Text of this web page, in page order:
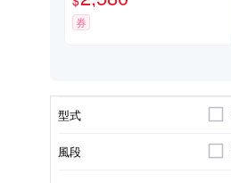
券
型式
風段